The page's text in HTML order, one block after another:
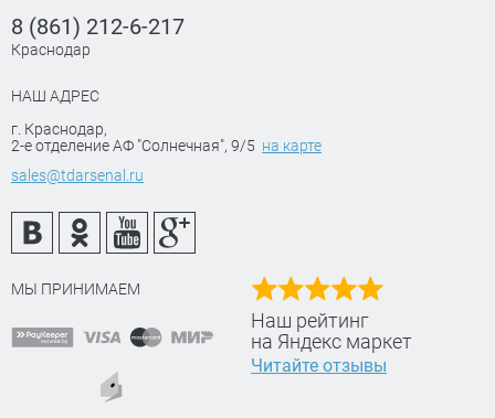
8 (861) 212-6-217
Краснодар
НАШ АДРЕС
г. Краснодар,
2-е отделение АФ "Солнечная", 9/5 на карте
sales@tdarsenal.ru
МЫ ПРИНИМАЕМ
Наш рейтинг
на Яндекс маркет
Читайте отзывы